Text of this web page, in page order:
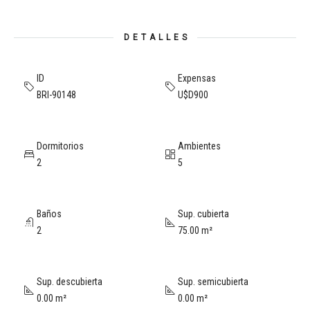
DETALLES
ID
BRI-90148
Expensas
U$D900
Dormitorios
2
Ambientes
5
Baños
2
Sup. cubierta
75.00 m²
Sup. descubierta
0.00 m²
Sup. semicubierta
0.00 m²